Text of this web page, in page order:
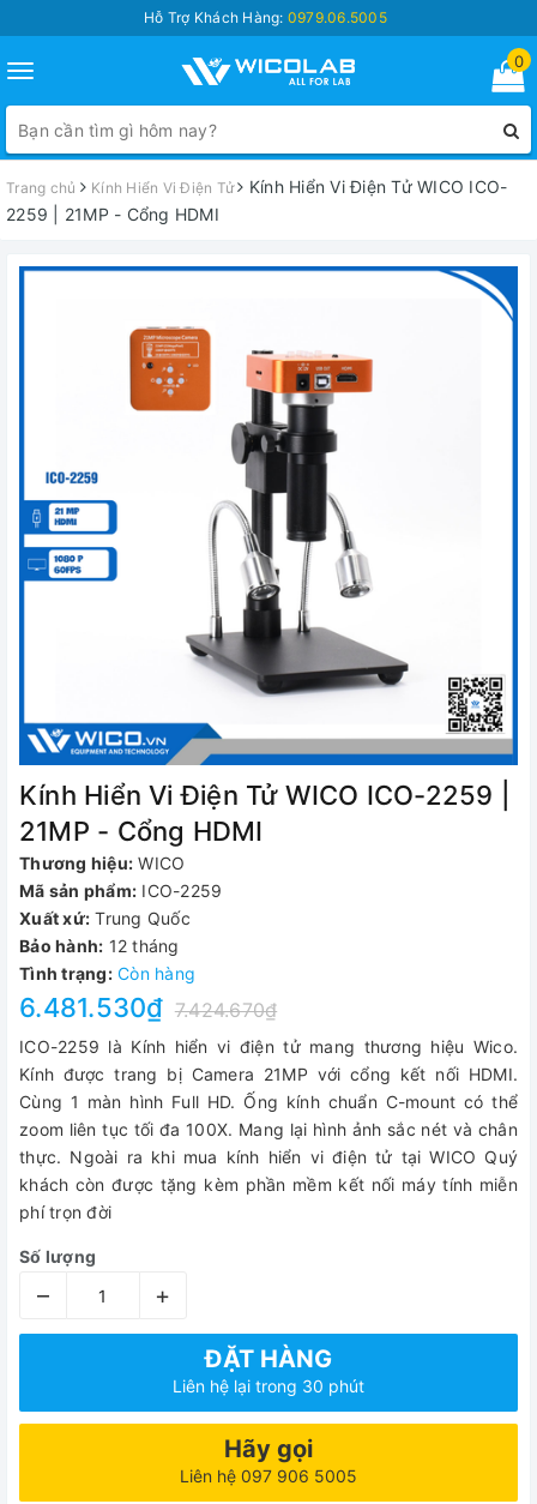
Hỗ Trợ Khách Hàng: 0979.06.5005
Toggle
navigation
0
Trang chủ Kính Hiển Vi Điện Tử
Kính Hiển Vi Điện Tử WICO ICO-
2259 | 21MP - Cổng HDMI
Kính Hiển Vi Điện Tử WICO ICO-2259 |
21MP - Cổng HDMI
Thương hiệu: WICO
Mã sản phẩm: ICO-2259
Xuất xứ: Trung Quốc
Bảo hành: 12 tháng
Tình trạng: Còn hàng
6.481.530₫ 7.424.670₫
ICO-2259 là Kính hiển vi điện tử mang thương hiệu Wico.
Kính được trang bị Camera 21MP với cổng kết nối HDMI.
Cùng 1 màn hình Full HD. Ống kính chuẩn C-mount có thể
zoom liên tục tối đa 100X. Mang lại hình ảnh sắc nét và chân
thực. Ngoài ra khi mua kính hiển vi điện tử tại WICO Quý
khách còn được tặng kèm phần mềm kết nối máy tính miễn
phí trọn đời
Số lượng
– +
ĐẶT HÀNG
Liên hệ lại trong 30 phút
Hãy gọi
Liên hệ 097 906 5005